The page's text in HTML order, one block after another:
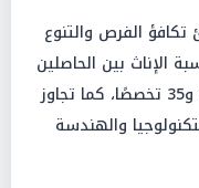
الفرص والتنوع
الإناث بين الحاصلين
على المنح 46%، مع تمثيل لـ15 محافظة و35 تخصصًا، كما تجاوز
والهندسة